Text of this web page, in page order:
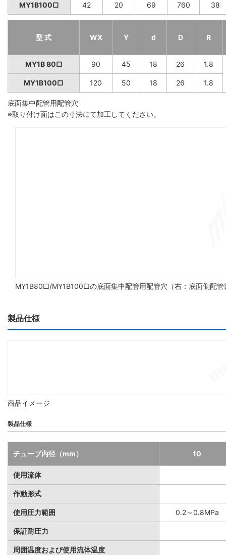
MY1B100□ 42 20 69 760 38
型 式 WX Y d D R
MY1B 80□ 90 45 18 26 1.8
MY1B100□ 120 50 18 26 1.8
底面集中配管用配管穴
※取り付け面はこの寸法にて加工してください。
MY1B80□/MY1B100□の底面集中配管用配管穴（右：底面側配管
製品仕様
商品イメージ
製品仕様
チューブ内径（mm） 10
使用流体
作動形式
使用圧力範囲 0.2～0.8MPa
保証耐圧力
周囲温度および使用流体温度